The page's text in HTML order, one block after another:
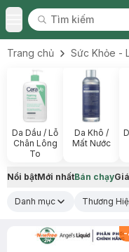
Toggle Menu
Tìm kiếm
Tìm kiếm
Trang chủ Sức Khỏe -
Da Dầu / Lỗ
Chân Lông
To
Da Khô /
Mất Nước
Nổi bậtMới nhấtBán chạyGiá
Danh mục Thương
-